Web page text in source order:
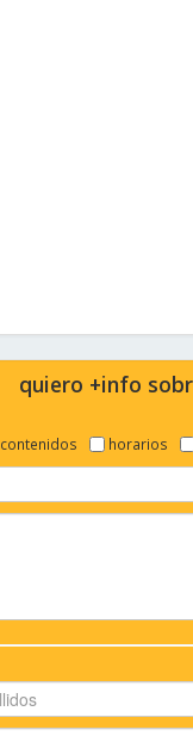
quiero +info
contenidos horarios